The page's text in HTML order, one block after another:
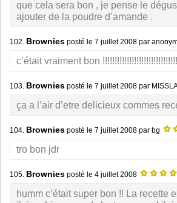
que cela sera bon , je pense le
ajouter de la poudre d’amande .
102. Brownies posté le 7 juillet 2008 par
c’était vraiment bon
103. Brownies posté le 7 juillet 2008 par
ça a l’air d’etre delicieux commes
104. Brownies posté le 7 juillet 2008 par bg
tro bon jdr
105. Brownies posté le 4 juillet 2008
humm c’était super bon !! La recette